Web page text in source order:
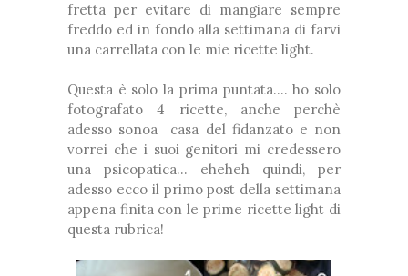
fretta per evitare di mangiare sempre
freddo ed in fondo alla settimana di farvi
una carrellata con le mie ricette light.
Questa è solo la prima puntata.... ho solo
fotografato 4 ricette, anche perchè
adesso sonoa casa del fidanzato e non
vorrei che i suoi genitori mi credessero
una psicopatica... eheheh quindi, per
adesso ecco il primo post della settimana
appena finita con le prime ricette light di
questa rubrica!
❅